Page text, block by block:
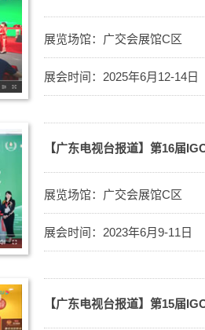
展览场馆：广交会展馆C区
展会时间：2025年6月12-14日
【广东电视台报道】第16届
展览场馆：广交会展馆C区
展会时间：2023年6月9-11日